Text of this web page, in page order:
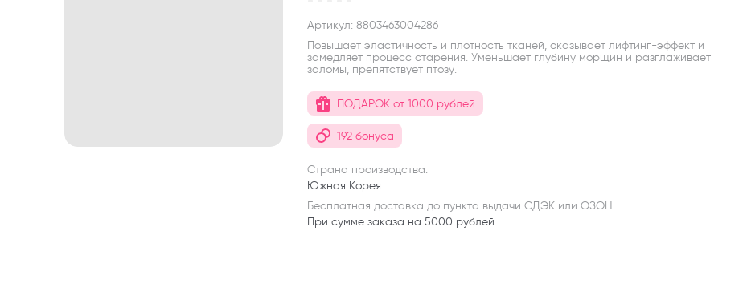
Артикул: 8803463004286
Повышает эластичность и плотность тканей, оказывает лифтинг-эффект и
замедляет процесс старения. Уменьшает глубину морщин и разглаживает
заломы, препятствует птозу.
ПОДАРОК от 1000 рублей
192 бонуса
Страна производства:
Южная Корея
Бесплатная доставка до пункта выдачи СДЭК или ОЗОН
При сумме заказа на 5000 рублей